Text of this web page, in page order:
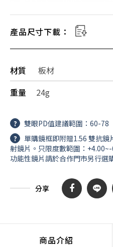
產品尺寸下載：
材質
板材
重量
24g
?
雙眼PD值建議範圍：60-78
?
單購鏡框即附贈1.56 雙抗鏡
射鏡片。只限度數範圍：
功能性鏡片請於合作門市另行選
分享
商品介紹